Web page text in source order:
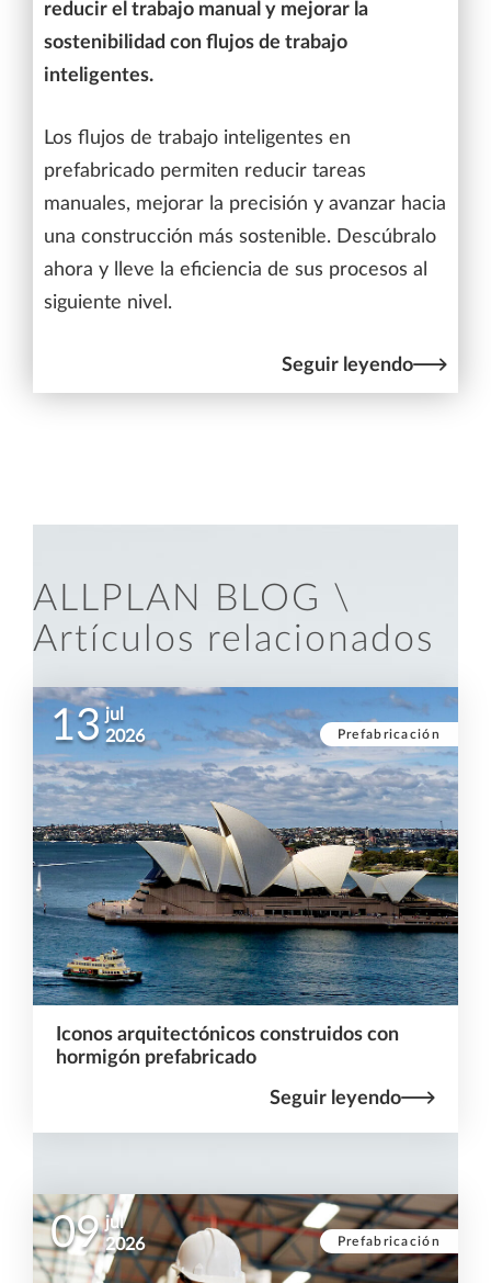
reducir el trabajo manual y mejorar la
sostenibilidad con flujos de trabajo
inteligentes.
Los flujos de trabajo inteligentes en
prefabricado permiten reducir tareas
manuales, mejorar la precisión y avanzar hacia
una construcción más sostenible. Descúbralo
ahora y lleve la eficiencia de sus procesos al
siguiente nivel.
Seguir leyendo
ALLPLAN BLOG \
Artículos relacionados
Prefabricación
13 jul
2026
Iconos arquitectónicos construidos con
hormigón prefabricado
Seguir leyendo
Prefabricación
09 jul
2026